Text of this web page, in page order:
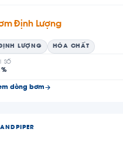
Định Lượng
LƯỢNG HÓA CHẤT
SỐ
dòng bơm